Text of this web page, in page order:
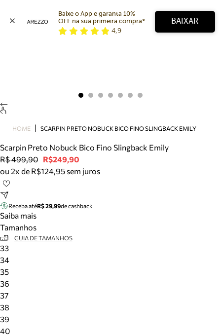
Bolsa
Tamanco
Tênis
Mule
Tire dúvidas sobre pedidos, devoluções e mais.
Meus pedidos
Acompanhe seus pedidos e solicite devoluções.
Baixe o App e garanta 10%
OFF na sua primeira compra*
4,9
BAIXAR
HOME SCARPIN PRETO NOBUCK BICO FINO SLINGBACK EMILY
Scarpin Preto Nobuck Bico Fino Slingback Emily
R$ 499,90 R$249,90
ou 2x de R$124,95 sem juros
Receba atéR$ 29,99de cashback
Saiba mais
Tamanhos
GUIA DE TAMANHOS
33
34
35
36
37
38
39
40